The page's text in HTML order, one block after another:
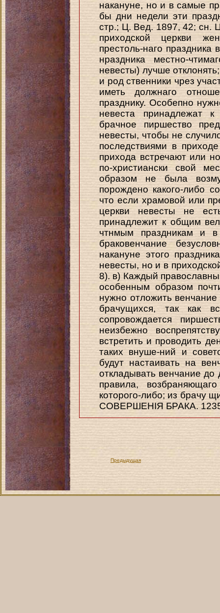
накануне, но и в самые
бы дни недели эти
стр.; Ц. Вед. 1897, 42; сн.
приходской церкви
престоль-наго праздника
нраздника местно-
невесты) лучше
и род ственники чрез
иметь должнаго
празднику. Особепно
невеста принадлежат
брачное пиршество
невесты, чтобы не
последствиями в
прихода встречают или
по-христиански свой
образом не была
порождено какого-либо
что если храмовой или
церкви невесты не
принадлежит к общим
чтнмым праздникам и в
браковенчание
накануне этого
невесты, но и в
8). в) Каждый
особенным образом
нужно отложить венчание
брачущихся, так как
сопровождается
неизбежно
встретить и проводить
таких внуше-ний и
будут настаивать на
откладывать венчание до
правила,
которого-либо; из брачу
СОВЕРШЕНІЯ БРАКА.
Предыдущая